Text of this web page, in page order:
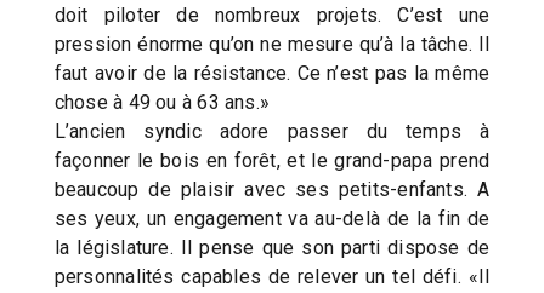
doit piloter de nombreux projets. C’est une
pression énorme qu’on ne mesure qu’à la tâche. Il
faut avoir de la résistance. Ce n’est pas la même
chose à 49 ou à 63 ans.»
L’ancien syndic adore passer du temps à
façonner le bois en forêt, et le grand-papa prend
beaucoup de plaisir avec ses petits-enfants. A
ses yeux, un engagement va au-delà de la fin de
la législature. Il pense que son parti dispose de
personnalités capables de relever un tel défi. «Il